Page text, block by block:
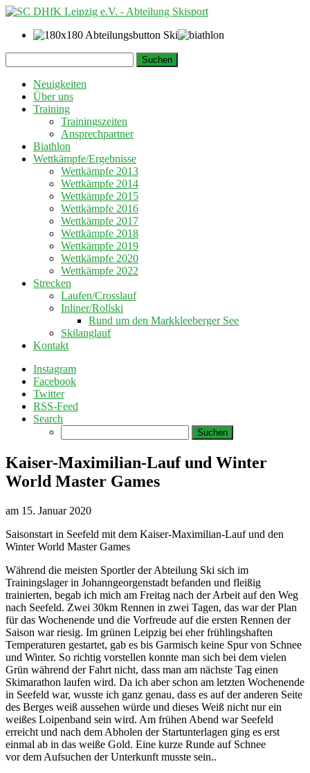
zum
Inhalt
nach:
Neuigkeiten
Über uns
Training
Trainingszeiten
Ansprechpartner
Biathlon
Wettkämpfe/Ergebnisse
Wettkämpfe 2013
Wettkämpfe 2014
Wettkämpfe 2015
Wettkämpfe 2016
Wettkämpfe 2017
Wettkämpfe 2018
Wettkämpfe 2019
Wettkämpfe 2020
Wettkämpfe 2022
Strecken
Laufen/Crosslauf
Inliner/Rollski
Rund um den Markkleeberger See
Skilanglauf
Kontakt
Instagram
Facebook
Twitter
RSS-Feed
Search
nach:
Kaiser-Maximilian-Lauf und Winter
World Master Games
am 15. Januar 2020
Saisonstart in Seefeld mit dem Kaiser-Maximilian-Lauf und den
Winter World Master Games
Während die meisten Sportler der Abteilung Ski sich im
Trainingslager in Johanngeorgenstadt befanden und fleißig
trainierten, begab ich mich am Freitag nach der Arbeit auf den Weg
nach Seefeld. Zwei 30km Rennen in zwei Tagen, das war der Plan
für das Wochenende und die Vorfreude auf die ersten Rennen der
Saison war riesig. Im grünen Leipzig bei eher frühlingshaften
Temperaturen gestartet, gab es bis Garmisch keine Spur von Schnee
und Winter. So richtig vorstellen konnte man sich bei dem vielen
Grün während der Fahrt nicht, dass man am nächste Tag einen
Skimarathon laufen wird. Da ich aber schon am letzten Wochenende
in Seefeld war, wusste ich ganz genau, dass es auf der anderen Seite
des Berges weiß aussehen würde und dieses Weiß nicht nur ein
weißes Loipenband sein wird. Am frühen Abend war Seefeld
erreicht und nach dem Abholen der Startunterlagen ging es erst
einmal ab in das weiße Gold. Eine kurze Runde auf Schnee
vor dem Aufsuchen der Unterkunft musste sein..